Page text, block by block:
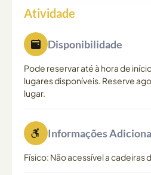
Atividade
Disponibilidade
Pode reservar até à hora de
lugares disponíveis. Reserve
lugar.
Informações
Físico: Não acessível a cadeiras